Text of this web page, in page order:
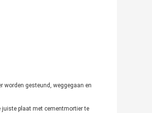
worden gesteund, weggegaan en
plaat met cementmortier te